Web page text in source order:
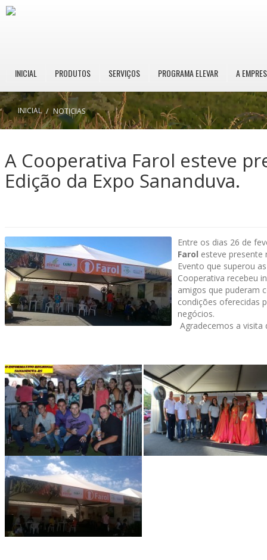
INICIAL PRODUTOS SERVIÇOS PROGRAMA ELEVAR A
INICIAL / NOTICIAS
A Cooperativa Farol esteve
Edição da Expo Sananduva.
Entre os dias 26 de
Farol esteve presente
Evento que superou
Cooperativa recebeu
amigos que puderam
condições oferecidas
negócios.
Agradecemos a visita